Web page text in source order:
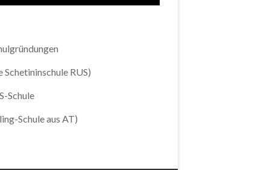
RUS)
Schule
Schule aus AT)